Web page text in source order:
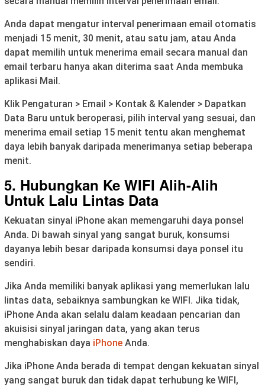
Anda dapat mengatur interval penerimaan email otomatis
menjadi 15 menit, 30 menit, atau satu jam, atau Anda
dapat memilih untuk menerima email secara manual dan
email terbaru hanya akan diterima saat Anda membuka
aplikasi Mail.
Klik Pengaturan > Email > Kontak & Kalender > Dapatkan
Data Baru untuk beroperasi, pilih interval yang sesuai, dan
menerima email setiap 15 menit tentu akan menghemat
daya lebih banyak daripada menerimanya setiap beberapa
menit.
5. Hubungkan Ke WIFI Alih-Alih
Untuk Lalu Lintas Data
Kekuatan sinyal iPhone akan memengaruhi daya ponsel
Anda. Di bawah sinyal yang sangat buruk, konsumsi
dayanya lebih besar daripada konsumsi daya ponsel itu
sendiri.
Jika Anda memiliki banyak aplikasi yang memerlukan lalu
lintas data, sebaiknya sambungkan ke WIFI. Jika tidak,
iPhone Anda akan selalu dalam keadaan pencarian dan
akuisisi sinyal jaringan data, yang akan terus
menghabiskan daya iPhone Anda.
Jika iPhone Anda berada di tempat dengan kekuatan sinyal
yang sangat buruk dan tidak dapat terhubung ke WIFI,